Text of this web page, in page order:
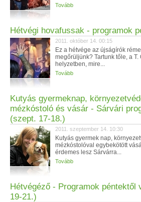
Tovább
Hétvégi hovafussak - programok
2011. október 14. 00:15
Ez a hétvége az újságírók
megőrüljünk? Tartunk tőle, a
helyzetben, mire...
Tovább
Kutyás gyermeknap,
mézkóstoló és vásár - Sárvári
(szept. 17-18.)
2011. szeptember 14. 10:30
Kutyás gyermek nap,
mézkóstolóval egybekötött
érdemes lesz Sárvárra...
Tovább
Hétvégéző - Programok péntektől
19-21.)